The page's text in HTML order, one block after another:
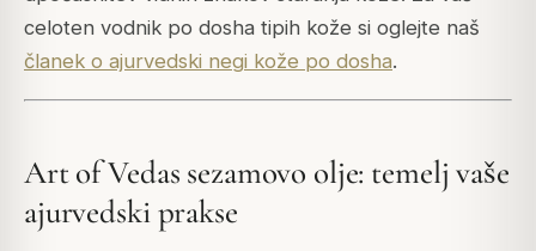
celoten vodnik po dosha tipih kože si oglejte naš
članek o ajurvedski negi kože po dosha.
Art of Vedas sezamovo olje: temelj vaše
ajurvedski prakse